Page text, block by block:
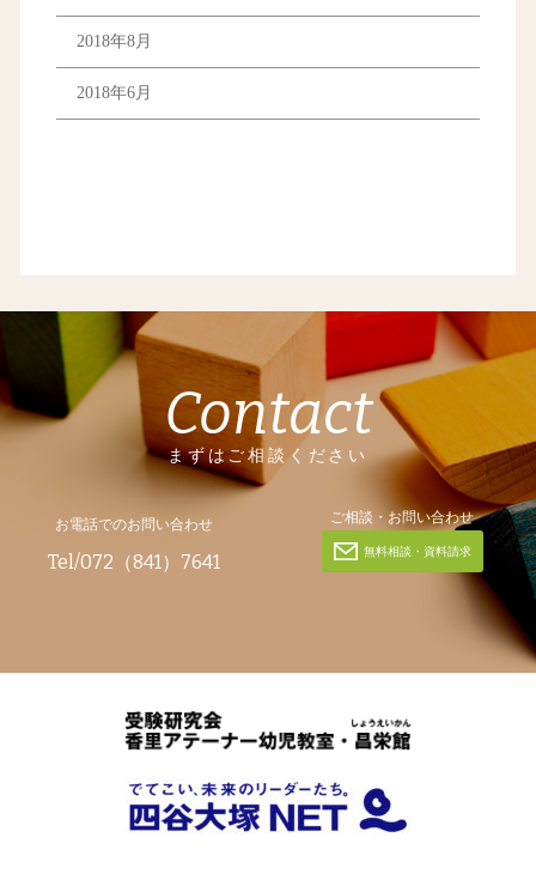
2018年8月
2018年6月
Contact
まずはご相談ください
お電話でのお問い合わせ
Tel/072（841）7641
ご相談・お問い合わせ
無料相談・資料請求